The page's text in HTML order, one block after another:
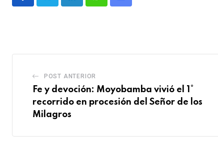
POST ANTERIOR
Fe y devoción: Moyobamba vivió el 1°
recorrido en procesión del Señor de los
Milagros